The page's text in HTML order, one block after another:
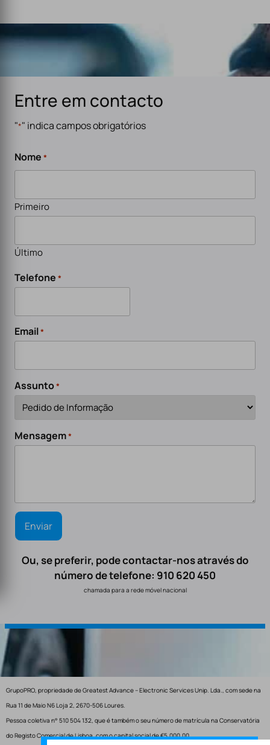
Entre em contacto
"*" indica campos obrigatórios
Nome *
Primeiro
Último
Telefone *
Email*
Assunto*
Mensagem*
Ou, se preferir, pode contactar-nos através do
número de telefone: 910 620 450
chamada para a rede móvel nacional
GrupoPRO, propriedade de Greatest Advance – Electronic Services Unip. Lda., com sede na
Rua 11 de Maio N6 Loja 2, 2670-506 Loures.
Pessoa coletiva n° 510 504 132, que é também o seu número de matrícula na Conservatória
do Registo Comercial de Lisboa, com o capital social de €5.000,00.